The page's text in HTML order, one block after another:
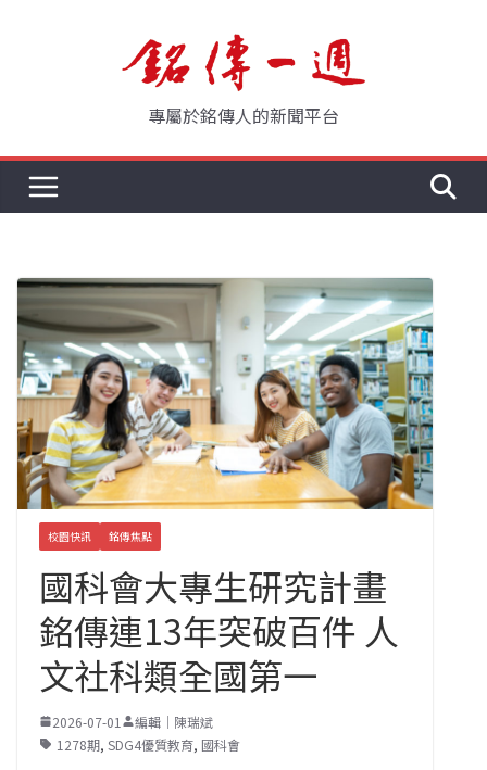
專屬於銘傳人的新聞平台
校園快訊 銘傳焦點
國科會大專生研究計畫
銘傳連13年突破百件 人
文社科類全國第一
2026-07-01
編輯｜陳瑞斌
1278期, SDG4優質教育, 國科會